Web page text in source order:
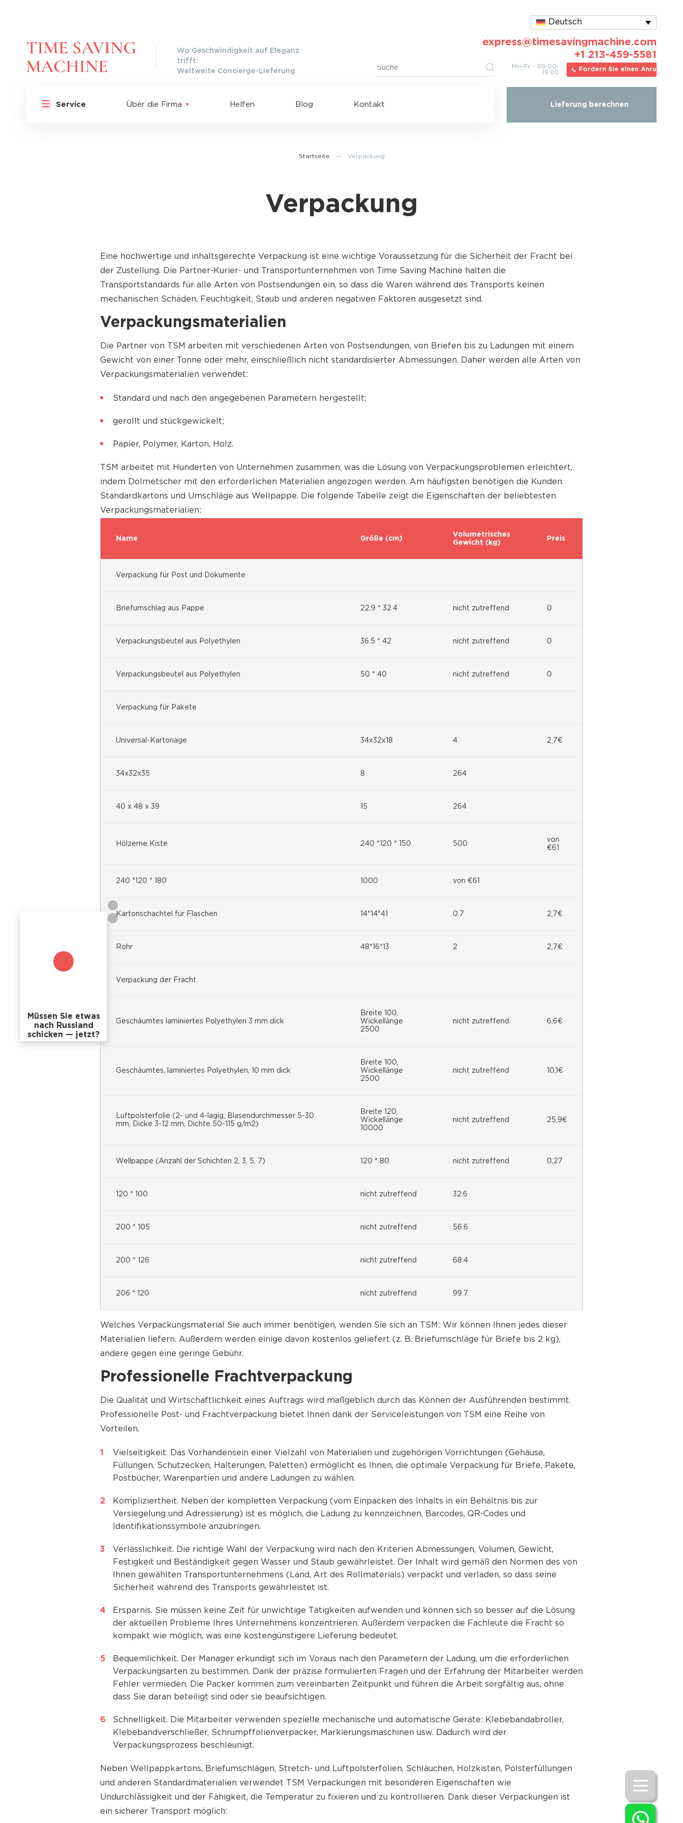
Deutsch
Wo Geschwindigkeit auf Eleganz
trifft:
Weltweite Concierge-Lieferung
express@timesavingmachine.com
+1 213-459-5581
Mo-Fr - 09:00-
19:00
Fordern Sie einen Anruf an
Service
Shipping to Germany
All Shipping Routes →
Shipping to USA
Shipping to Canada
Shipping to Nigeria
All Shipping Routes →
Über die Firma Helfen Blog Kontakt Lieferung berechnen
Startseite — Verpackung
Verpackung
Eine hochwertige und inhaltsgerechte Verpackung ist eine wichtige Voraussetzung für die Sicherheit der Fracht bei
der Zustellung. Die Partner-Kurier- und Transportunternehmen von Time Saving Machine halten die
Transportstandards für alle Arten von Postsendungen ein, so dass die Waren während des Transports keinen
mechanischen Schäden, Feuchtigkeit, Staub und anderen negativen Faktoren ausgesetzt sind.
Verpackungsmaterialien
Die Partner von TSM arbeiten mit verschiedenen Arten von Postsendungen, von Briefen bis zu Ladungen mit einem
Gewicht von einer Tonne oder mehr, einschließlich nicht standardisierter Abmessungen. Daher werden alle Arten von
Verpackungsmaterialien verwendet:
Standard und nach den angegebenen Parametern hergestellt;
gerollt und stückgewickelt;
Papier, Polymer, Karton, Holz.
TSM arbeitet mit Hunderten von Unternehmen zusammen, was die Lösung von Verpackungsproblemen erleichtert,
indem Dolmetscher mit den erforderlichen Materialien angezogen werden. Am häufigsten benötigen die Kunden
Standardkartons und Umschläge aus Wellpappe. Die folgende Tabelle zeigt die Eigenschaften der beliebtesten
Verpackungsmaterialien:
Name Größe (cm)
Volumetrisches
Gewicht (kg)
Preis
Verpackung für Post und Dokumente
Briefumschlag aus Pappe 22.9 * 32.4 nicht zutreffend 0
Verpackungsbeutel aus Polyethylen 36.5 * 42 nicht zutreffend 0
Verpackungsbeutel aus Polyethylen 50 * 40 nicht zutreffend 0
Verpackung für Pakete
Universal-Kartonage 34x32x18 4 2,7€
34x32x35 8 264
40 х 48 х 39 15 264
Hölzerne Kiste 240 *120 * 150 500
von
€61
240 *120 * 180 1000 von €61
Kartonschachtel für Flaschen 14*14*41 0.7 2,7€
Rohr 48*16*13 2 2,7€
Verpackung der Fracht
Geschäumtes laminiertes Polyethylen 3 mm dick
Breite 100,
Wickellänge
2500
nicht zutreffend 6,6€
Geschäumtes, laminiertes Polyethylen, 10 mm dick
Breite 100,
Wickellänge
2500
nicht zutreffend 10,1€
Luftpolsterfolie (2- und 4-lagig, Blasendurchmesser 5-30
mm, Dicke 3-12 mm, Dichte 50-115 g/m2)
Breite 120,
Wickellänge
10000
nicht zutreffend 25,9€
Wellpappe (Anzahl der Schichten 2, 3, 5, 7) 120 * 80 nicht zutreffend 0,27
120 * 100 nicht zutreffend 32.6
200 * 105 nicht zutreffend 56.6
200 * 126 nicht zutreffend 68.4
206 * 120 nicht zutreffend 99.7
Welches Verpackungsmaterial Sie auch immer benötigen, wenden Sie sich an TSM: Wir können Ihnen jedes dieser
Materialien liefern. Außerdem werden einige davon kostenlos geliefert (z. B. Briefumschläge für Briefe bis 2 kg),
andere gegen eine geringe Gebühr.
Professionelle Frachtverpackung
Die Qualität und Wirtschaftlichkeit eines Auftrags wird maßgeblich durch das Können der Ausführenden bestimmt.
Professionelle Post- und Frachtverpackung bietet Ihnen dank der Serviceleistungen von TSM eine Reihe von
Vorteilen.
Vielseitigkeit. Das Vorhandensein einer Vielzahl von Materialien und zugehörigen Vorrichtungen (Gehäuse,
Füllungen, Schutzecken, Halterungen, Paletten) ermöglicht es Ihnen, die optimale Verpackung für Briefe, Pakete,
Postbücher, Warenpartien und andere Ladungen zu wählen.
Kompliziertheit. Neben der kompletten Verpackung (vom Einpacken des Inhalts in ein Behältnis bis zur
Versiegelung und Adressierung) ist es möglich, die Ladung zu kennzeichnen, Barcodes, QR-Codes und
Identifikationssymbole anzubringen.
Verlässlichkeit. Die richtige Wahl der Verpackung wird nach den Kriterien Abmessungen, Volumen, Gewicht,
Festigkeit und Beständigkeit gegen Wasser und Staub gewährleistet. Der Inhalt wird gemäß den Normen des von
Ihnen gewählten Transportunternehmens (Land, Art des Rollmaterials) verpackt und verladen, so dass seine
Sicherheit während des Transports gewährleistet ist.
Ersparnis. Sie müssen keine Zeit für unwichtige Tätigkeiten aufwenden und können sich so besser auf die Lösung
der aktuellen Probleme Ihres Unternehmens konzentrieren. Außerdem verpacken die Fachleute die Fracht so
kompakt wie möglich, was eine kostengünstigere Lieferung bedeutet.
Bequemlichkeit. Der Manager erkundigt sich im Voraus nach den Parametern der Ladung, um die erforderlichen
Verpackungsarten zu bestimmen. Dank der präzise formulierten Fragen und der Erfahrung der Mitarbeiter werden
Fehler vermieden. Die Packer kommen zum vereinbarten Zeitpunkt und führen die Arbeit sorgfältig aus, ohne
dass Sie daran beteiligt sind oder sie beaufsichtigen.
Schnelligkeit. Die Mitarbeiter verwenden spezielle mechanische und automatische Geräte: Klebebandabroller,
Klebebandverschließer, Schrumpffolienverpacker, Markierungsmaschinen usw. Dadurch wird der
Verpackungsprozess beschleunigt.
Neben Wellpappkartons, Briefumschlägen, Stretch- und Luftpolsterfolien, Schläuchen, Holzkisten, Polsterfüllungen
und anderen Standardmaterialien verwendet TSM Verpackungen mit besonderen Eigenschaften wie
Undurchlässigkeit und der Fähigkeit, die Temperatur zu fixieren und zu kontrollieren. Dank dieser Verpackungen ist
ein sicherer Transport möglich:
Müssen Sie etwas
nach Russland
schicken — jetzt?